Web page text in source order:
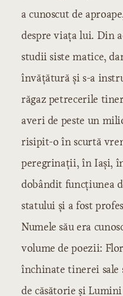
a cunoscut de
despre viaţa lui. Din
studii siste matice,
învăţătură şi s-a
răgaz petrecerile
averi de peste un
risipit-o în scurtă
peregrinaţii, în Iaşi,
dobândit funcţiunea
statului şi a fost
Numele său era
volume de poezii:
închinate tinerei sale
de căsătorie şi